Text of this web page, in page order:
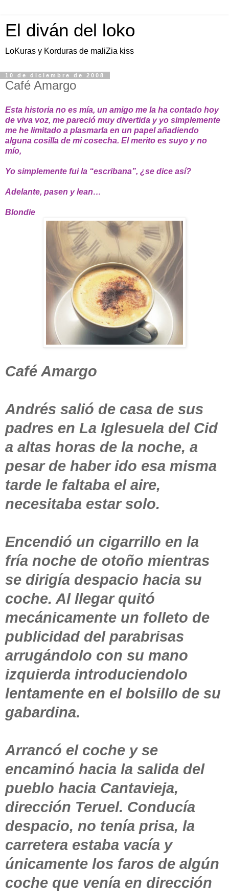
El diván del loko
LoKuras y Korduras de maliZia kiss
10 de diciembre de 2008
Café Amargo
Esta historia no es mía, un amigo me la ha contado hoy
de viva voz, me pareció muy divertida y yo simplemente
me he limitado a plasmarla en un papel añadiendo
alguna cosilla de mi cosecha. El merito es suyo y no
mío,
Yo simplemente fui la “escribana”, ¿se dice así?
Adelante, pasen y lean…
Blondie
Café Amargo
Andrés salió de casa de sus
padres en La Iglesuela del Cid
a altas horas de la noche, a
pesar de haber ido esa misma
tarde le faltaba el aire,
necesitaba estar solo.
Encendió un cigarrillo en la
fría noche de otoño mientras
se dirigía despacio hacia su
coche. Al llegar quitó
mecánicamente un folleto de
publicidad del parabrisas
arrugándolo con su mano
izquierda introduciendolo
lentamente en el bolsillo de su
gabardina.
Arrancó el coche y se
encaminó hacia la salida del
pueblo hacia Cantavieja,
dirección Teruel. Conducía
despacio, no tenía prisa, la
carretera estaba vacía y
únicamente los faros de algún
coche que venía en dirección